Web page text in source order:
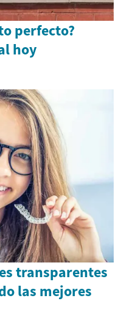
perfecto?
hoy
transparentes
las mejores